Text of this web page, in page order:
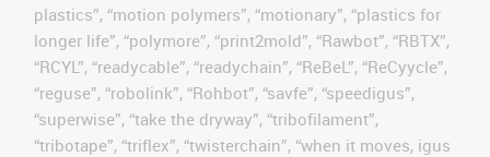
plastics”, “motion polymers”, “motionary”, “plastics for
longer life”, “polymore”, “print2mold”, “Rawbot”, “RBTX”,
“RCYL”, “readycable”, “readychain”, “ReBeL”, “ReCyycle”,
“reguse”, “robolink”, “Rohbot”, “savfe”, “speedigus”,
“superwise”, “take the dryway”, “tribofilament”,
“tribotape”, “triflex”, “twisterchain”, “when it moves, igus